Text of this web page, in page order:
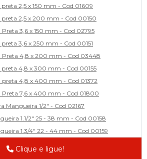
2,5 x 150 mm - Cod 01609
2,5 x 200 mm - Cod 00150
3,6 x 150 mm - Cod 02795
3,6 x 250 mm - Cod 00151
Preta 4,8 x 200 mm - Cod 03448
4,8 x 300 mm - Cod 00155
preta 4,8 x 400 mm - Cod 01372
Preta 7,6 x 400 mm - Cod 01800
Mangueira 1/2" - Cod 02167
1.1/2" 25 - 38 mm - Cod 00158
1.3/4" 22 - 44 mm - Cod 00159
1/2' 14 - 22 - Cod 02585
Clique e ligue!